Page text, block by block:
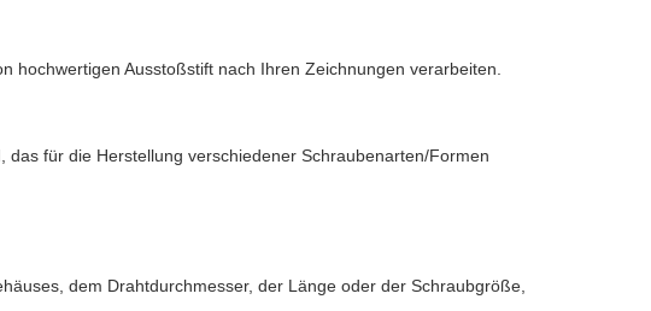
hochwertigen Ausstoßstift nach Ihren Zeichnungen verarbeiten.
für die Herstellung verschiedener Schraubenarten/Formen
dem Drahtdurchmesser, der Länge oder der Schraubgröße,